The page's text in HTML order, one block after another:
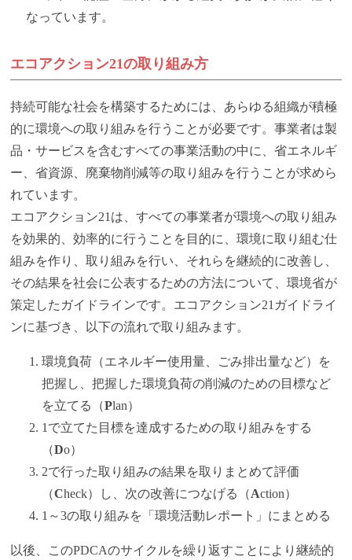
なっています。
エコアクション21の取り組み方
持続可能な社会を構築するためには、あらゆる組織が積極
的に環境への取り組みを行うことが必要です。事業者は製
品・サービスを含むすべての事業活動の中に、省エネルギ
ー、省資源、廃棄物削減等の取り組みを行うことが求めら
れています。
エコアクション21は、すべての事業者が環境への取り組み
を効果的、効率的に行うことを目的に、環境に取り組む仕
組みを作り、取り組みを行い、それらを継続的に改善し、
その結果を社会に公表するための方法について、環境省が
策定したガイドラインです。エコアクション21ガイドライ
ンに基づき、以下の流れで取り組みます。
環境負荷（エネルギー使用量、ごみ排出量など）を
把握し、把握した環境負荷の削減のための目標など
を立てる（Plan）
1で立てた目標を達成するための取り組みをする
（Do）
2で行った取り組みの結果を取りまとめて評価
（Check）し、次の改善につなげる（Action）
1～3の取り組みを「環境活動レポート」にまとめる
以後、このPDCAのサイクルを繰り返すことにより継続的